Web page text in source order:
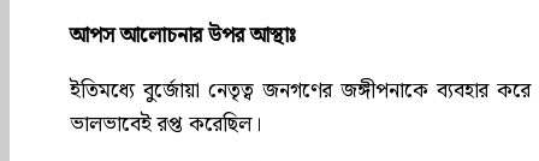
আপস আলোচনার উপর আস্থাঃ
ইতিমধ্যে বুর্জোয়া নেতৃত্ব জনগণের জঙ্গীপনাকে ব্যবহার
ভালভাবেই রপ্ত করেছিল।